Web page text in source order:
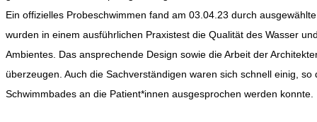
Ein offizielles Probeschwimmen fand am 03.04.23 durch
wurden in einem ausführlichen Praxistest die Qualität des Wasser
Ambientes. Das ansprechende Design sowie die Arbeit der
überzeugen. Auch die Sachverständigen waren sich schnell einig,
Schwimmbades an die Patient*innen ausgesprochen werden konnte.